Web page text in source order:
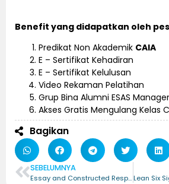
Benefit yang didapatkan oleh
Predikat Non Akademik CAIA
E – Sertifikat Kehadiran
E – Sertifikat Kelulusan
Video Rekaman Pelatihan
Grup Bina Alumni ESAS
Akses Gratis Mengulang Kelas
Bagikan
SEBELUMNYA
Essay and Constructed Response Developer – Certified Essay and Constructed Response Developer (CECRD)